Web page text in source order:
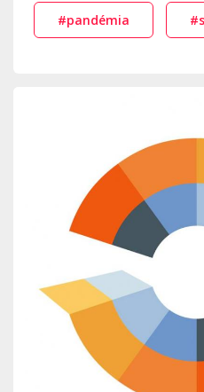
#pandémia